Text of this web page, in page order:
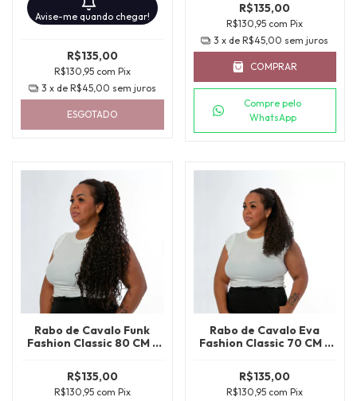
Avise-me quando chegar!
R$135,00
R$130,95 com Pix
3 x de R$45,00 sem juros
ESGOTADO
R$135,00
R$130,95 com Pix
3 x deR$45,00 sem juros
COMPRAR
Compre pelo
WhatsApp
Rabo de Cavalo Funk
Fashion Classic 80 CM -
R$135,00
R$130,95 com Pix
Rabo de Cavalo Eva
Fashion Classic 70 CM -
R$135,00
R$130,95 com Pix